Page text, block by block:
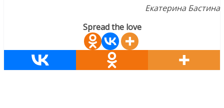
Екатерина Бастина
Spread the love